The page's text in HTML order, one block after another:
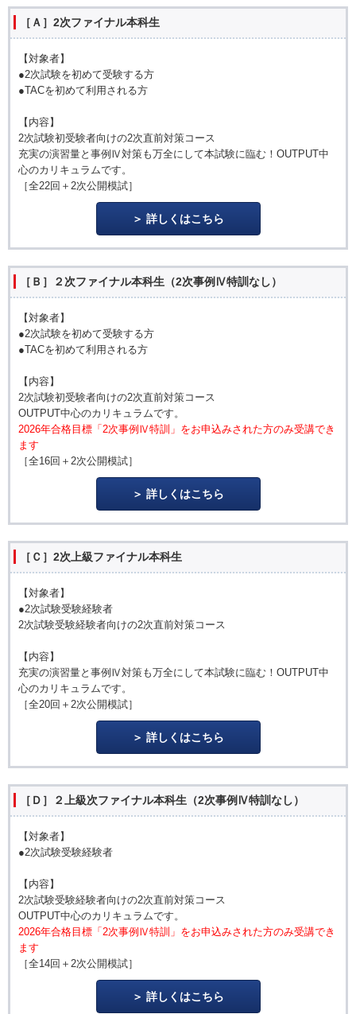
［Ａ］2次ファイナル本科生
【対象者】
●2次試験を初めて受験する方
●TACを初めて利用される方
【内容】
2次試験初受験者向けの2次直前対策コース
充実の演習量と事例Ⅳ対策も万全にして本試験に臨む！OUTPUT中
心のカリキュラムです。
［全22回＋2次公開模試］
詳しくはこちら
［Ｂ］２次ファイナル本科生（2次事例Ⅳ特訓なし）
【対象者】
●2次試験を初めて受験する方
●TACを初めて利用される方
【内容】
2次試験初受験者向けの2次直前対策コース
OUTPUT中心のカリキュラムです。
2026年合格目標「2次事例Ⅳ特訓」をお申込みされた方のみ受講でき
ます
［全16回＋2次公開模試］
詳しくはこちら
［Ｃ］2次上級ファイナル本科生
【対象者】
●2次試験受験経験者
2次試験受験経験者向けの2次直前対策コース
【内容】
充実の演習量と事例Ⅳ対策も万全にして本試験に臨む！OUTPUT中
心のカリキュラムです。
［全20回＋2次公開模試］
詳しくはこちら
［Ｄ］２上級次ファイナル本科生（2次事例Ⅳ特訓なし）
【対象者】
●2次試験受験経験者
【内容】
2次試験受験経験者向けの2次直前対策コース
OUTPUT中心のカリキュラムです。
2026年合格目標「2次事例Ⅳ特訓」をお申込みされた方のみ受講でき
ます
［全14回＋2次公開模試］
詳しくはこちら